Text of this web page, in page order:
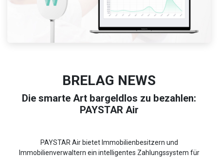
BRELAG NEWS
Die smarte Art bargeldlos zu bezahlen:
PAYSTAR Air
PAYSTAR Air bietet Immobilienbesitzern und
Immobilienverwaltern ein intelligentes Zahlungssystem für